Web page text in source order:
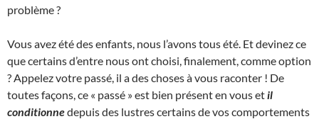
problème ?
Vous avez été des enfants, nous l’avons tous été. Et devinez ce
que certains d’entre nous ont choisi, finalement, comme option
? Appelez votre passé, il a des choses à vous raconter ! De
toutes façons, ce « passé » est bien présent en vous et il
conditionnedepuis des lustres certains de vos comportements